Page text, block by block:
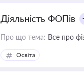
Діяльність ФОПів
Про що тема: Все про
Освіта